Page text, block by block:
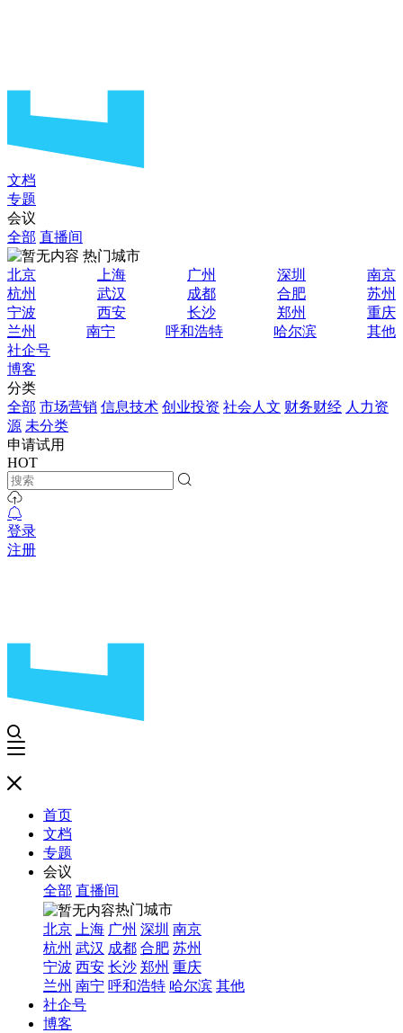
文档
专题
会议
全部 直播间
热门城市
北京
上海 广州 深圳
南京
杭州
武汉 成都 合肥
苏州
宁波
西安 长沙 郑州
重庆
兰州
南宁 呼和浩特 哈尔滨
其他
社企号
博客
分类
全部 市场营销 信息技术 创业投资 社会人文 财务财经 人力资
源 未分类
申请试用
HOT
登录
注册
首页
文档
专题
会议
全部 直播间
热门城市
北京
上海 广州 深圳 南京
杭州 武汉 成都 合肥 苏州
宁波 西安 长沙 郑州 重庆
兰州 南宁 呼和浩特 哈尔滨 其他
社企号
博客